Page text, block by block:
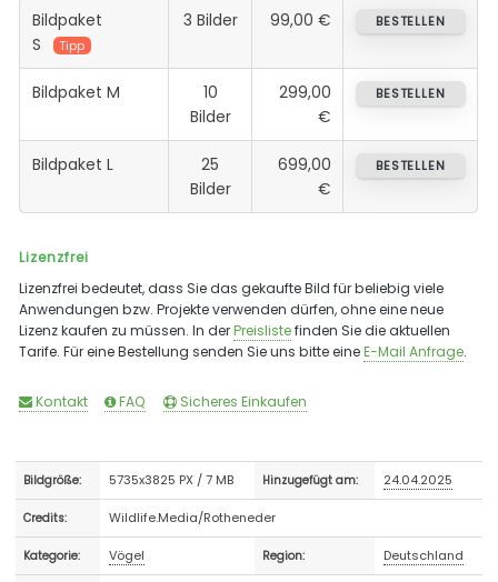
Bildpaket
S
Tipp
3 Bilder 99,00 € BESTELLEN
Bildpaket M
10
Bilder
299,00
€
BESTELLEN
Bildpaket L
25
Bilder
699,00
€
BESTELLEN
Lizenzfrei
Lizenzfrei bedeutet, dass Sie das gekaufte Bild für beliebig viele
Anwendungen bzw. Projekte verwenden dürfen, ohne eine neue
Lizenz kaufen zu müssen. In derPreislistefinden Sie die aktuellen
Tarife. Für eine Bestellung senden Sie uns bitte eineE-Mail Anfrage.
Kontakt FAQ Sicheres Einkaufen
Bildgröße: 5735x3825 PX / 7 MB Hinzugefügt am: 24.04.2025
Credits: Wildlife.Media/Rotheneder
Kategorie: Vögel Region: Deutschland